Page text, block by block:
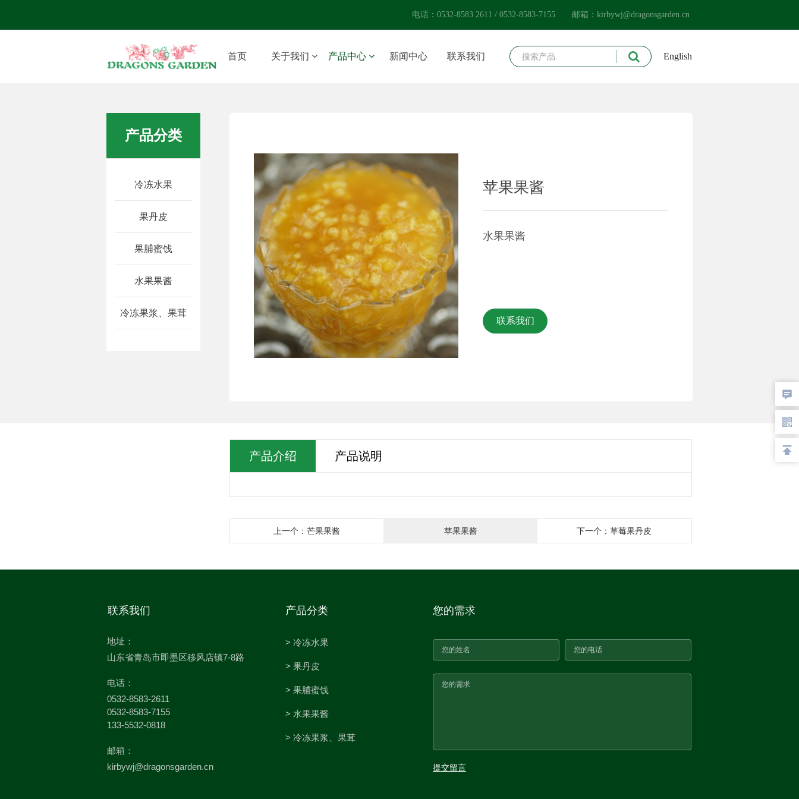
首页 关于我们 产品中心 新闻中心 联系我们 English
电话：0532-8583 2611 / 0532-8583-7155 邮箱：kirbywj@dragonsgarden.cn
联系我们
苹果果酱
水果果酱
产品分类
冷冻水果
果丹皮
果脯蜜饯
水果果酱
冷冻果浆、果茸
产品介绍 产品说明
上一个：芒果果酱 苹果果酱 下一个：草莓果丹皮
联系我们
地址：
山东省青岛市即墨区移风店镇7-8路
电话：
0532-8583-2611
0532-8583-7155
133-5532-0818
邮箱：
kirbywj@dragonsgarden.cn
产品分类
> 冷冻水果
> 果丹皮
> 果脯蜜饯
> 水果果酱
> 冷冻果浆、果茸
您的需求